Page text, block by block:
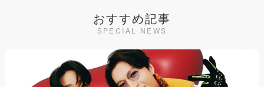
おすすめ記事
SPECIAL NEWS